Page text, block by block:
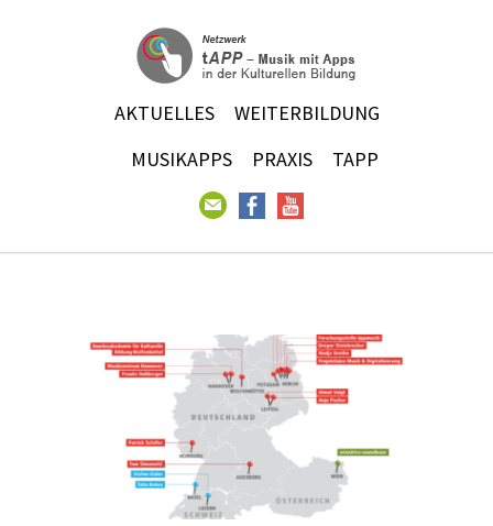
AKTUELLES
WEITERBILDUNG
MUSIKAPPS
PRAXIS TAPP